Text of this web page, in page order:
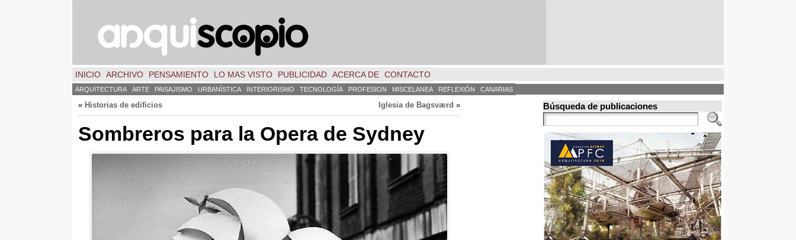
INICIO ARCHIVO PENSAMIENTO LO MAS VISTO PUBLICIDAD ACERCA DE CONTACTO
ARQUITECTURA ARTE PAISAJISMO URBANÍSTICA INTERIORISMO TECNOLOGÍA PROFESION MISCELANEA REFLEXIÓN CANARIAS
« Historias de edificios Iglesia de Bagsværd »
Sombreros para la Opera de Sydney
Búsqueda de publicaciones